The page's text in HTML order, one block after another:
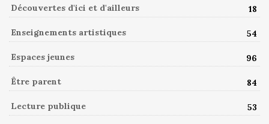
Découvertes d'ici et d'ailleurs 18
Enseignements artistiques 54
Espaces jeunes 96
Être parent 84
Lecture publique 53